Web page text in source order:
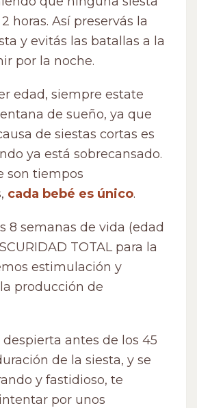
horas. Así preservás la
y evitás las batallas a la
por la noche.
edad, siempre estate
de sueño, ya que
de siestas cortas es
ya está sobrecansado.
son tiempos
cada bebé es único.
8 semanas de vida (edad
TOTAL para la
estimulación y
producción de
antes de los 45
de la siesta, y se
y fastidioso, te
por unos